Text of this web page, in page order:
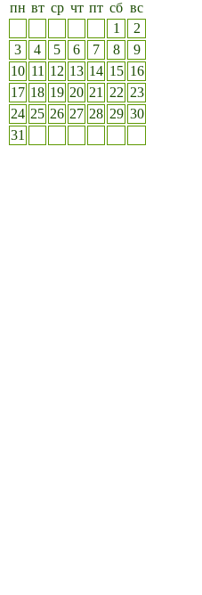
пн вт ср чт пт сб вс
1
2
3
4 5 6 7 8
9
10 11 12 13 14 15 16
17 18 19 20 21 22 23
24 25 26 27 28 29 30
31